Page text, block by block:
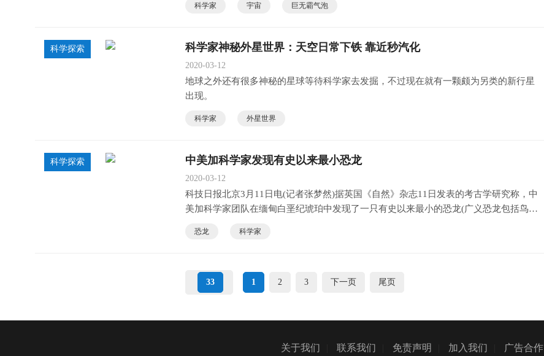
科学家 宇宙 巨无霸气泡
科学探索 科学家神秘外星世界：天空日常下铁 靠近秒汽化
2020-03-12
地球之外还有很多神秘的星球等待科学家去发掘，不过现在就有一颗颇为另类的新行星
出现。
科学家 外星世界
科学探索 中美加科学家发现有史以来最小恐龙
2020-03-12
科技日报北京3月11日电(记者张梦然)据英国《自然》杂志11日发表的考古学研究称，中
美加科学家团队在缅甸白垩纪琥珀中发现了一只有史以来最小的恐龙(广义恐龙包括鸟
恐龙 科学家
33 1 2 3 下一页 尾页
关于我们 联系我们 免责声明 加入我们 广告合作